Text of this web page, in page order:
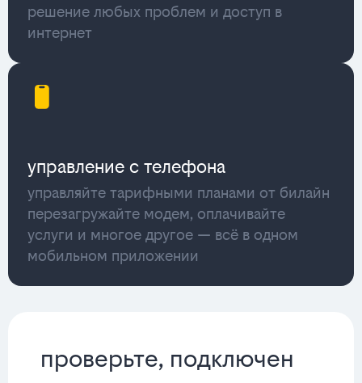
решение любых проблем и доступ в
интернет
управление с телефона
управляйте тарифными планами от билайн
перезагружайте модем, оплачивайте
услуги и многое другое — всё в одном
мобильном приложении
проверьте, подключен